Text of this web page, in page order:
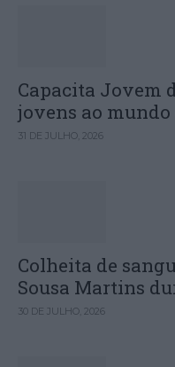
Capacita Jovem
jovens ao
31 DE JULHO, 2026
Colheita de
Sousa Martins
30 DE JULHO, 2026